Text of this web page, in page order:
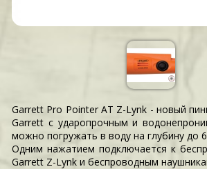
Garrett Pro Pointer AT Z-Lynk - новый
Garrett с ударопрочным и
можно погружать в воду на глубину до
Одним нажатием подключается к
Garrett Z-Lynk и беспроводным